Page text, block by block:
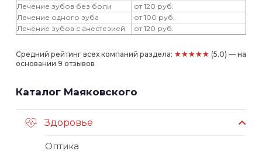
Лечение зубов без боли
от 120 руб.
Лечение одного зуба
от 100 руб.
Лечение зубов с анестезией
от 120 руб.
Средний рейтинг всех компаний раздела: ★★★★★ (5.0) — на
основании 9 отзывов
Каталог Маяковского
Здоровье
Оптика